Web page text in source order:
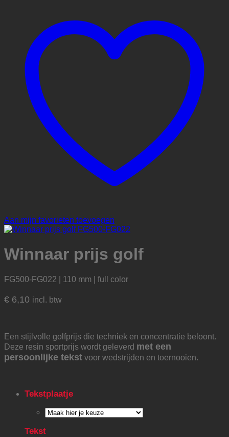
Aan mijn favorieten toevoegen
Winnaar prijs golf
FG500-FG022 | 110 mm | full color
€ 6,10 incl. btw
Een stijlvolle golfprijs die techniek en concentratie beloont.
Deze resin sportprijs wordt geleverd met een
persoonlijke tekst voor wedstrijden en toernooien.
Tekstplaatje
Tekst